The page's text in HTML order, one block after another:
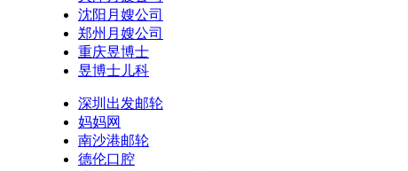
沈阳月嫂公司
郑州月嫂公司
重庆昱博士
昱博士儿科
深圳出发邮轮
妈妈网
南沙港邮轮
德伦口腔